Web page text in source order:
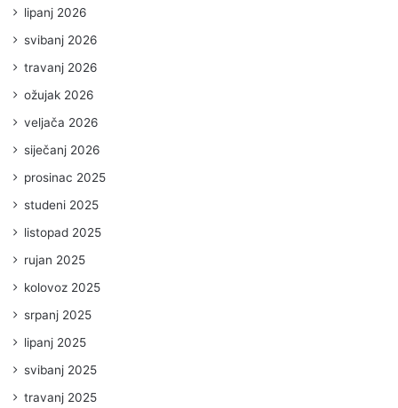
lipanj 2026
svibanj 2026
travanj 2026
ožujak 2026
veljača 2026
siječanj 2026
prosinac 2025
studeni 2025
listopad 2025
rujan 2025
kolovoz 2025
srpanj 2025
lipanj 2025
svibanj 2025
travanj 2025